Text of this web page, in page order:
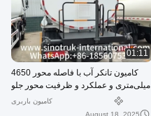
01:11
کامیون تانکر آب با فاصله محور 4650
میلی‌متری و عملکرد و ظرفیت محور جلو
VGD95
کامیون باربری
August 18, 2025